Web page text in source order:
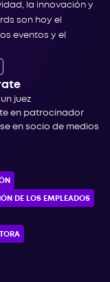
la innovación y
son hoy el
eventos y el
juez
en patrocinador
en socio de medios
DE LOS EMPLEADOS